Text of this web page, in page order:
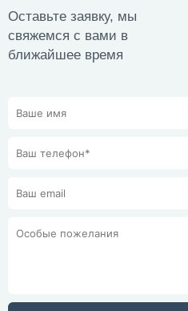
Оставьте заявку, мы
свяжемся с вами в
ближайшее время